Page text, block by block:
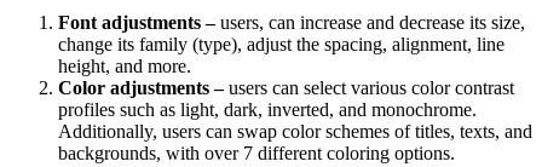
Font adjustments –users, can increase and decrease its size,
change its family (type), adjust the spacing, alignment, line
height, and more.
Color adjustments –users can select various color contrast
profiles such as light, dark, inverted, and monochrome.
Additionally, users can swap color schemes of titles, texts, and
backgrounds, with over 7 different coloring options.